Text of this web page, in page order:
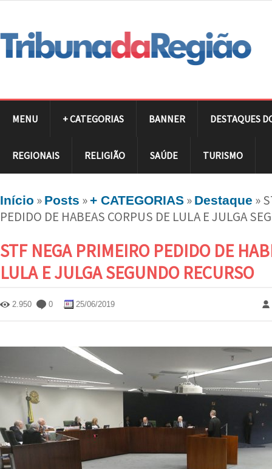
MENU + CATEGORIAS BANNER DESTAQUES
REGIONAIS RELIGIÃO SAÚDE TURISMO
Início » Posts »+ CATEGORIAS » Destaque »
PEDIDO DE HABEAS CORPUS DE LULA E JULGA
STF NEGA PRIMEIRO PEDIDO DE
LULA E JULGA SEGUNDO RECURSO
2.950 0 25/06/2019